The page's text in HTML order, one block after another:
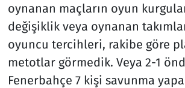
oynanan maçların oyun
değişiklik veya oynanan
oyuncu tercihleri, rakibe göre
metotlar görmedik. Veya 2-1
Fenerbahçe 7 kişi savunma